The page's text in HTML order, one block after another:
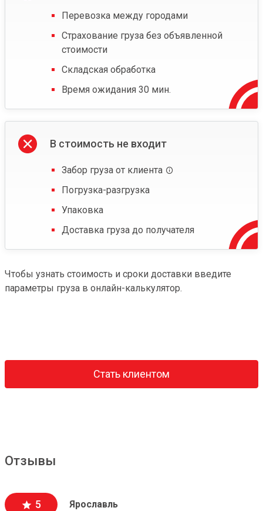
Перевозка между городами
Страхование груза без объявленной
стоимости
Складская обработка
Время ожидания 30 мин.
В стоимость не входит
Забор груза от клиента
Погрузка-разгрузка
Упаковка
Доставка груза до получателя
Чтобы узнать стоимость и сроки доставки введите
параметры груза в онлайн-калькулятор.
Стать клиентом
Отзывы
5 Ярославль